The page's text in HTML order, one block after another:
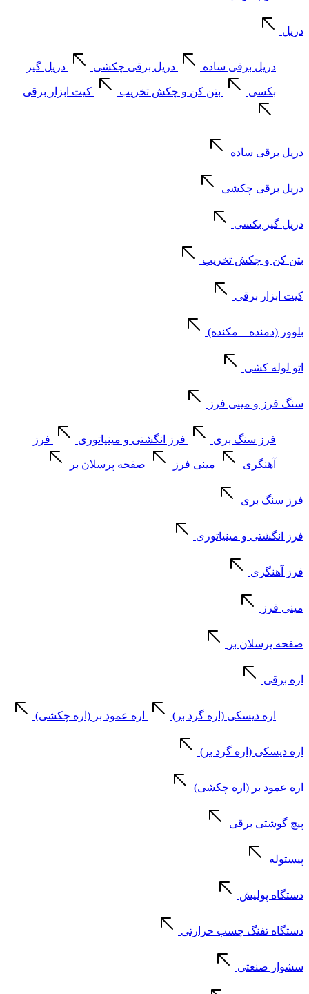
دریل
دریل برقی ساده دریل برقی چکشی دریل گیر
بکسی بتن کن و چکش تخریب کیت ابزار برقی
دریل برقی ساده
دریل برقی چکشی
دریل گیر بکسی
بتن کن و چکش تخریب
کیت ابزار برقی
بلوور (دمنده – مکنده)
اتو لوله کشی
سنگ فرز و مینی فرز
فرز سنگ بری فرز انگشتی و مینیاتوری فرز
آهنگری مینی فرز صفحه پرسلان بر
فرز سنگ بری
فرز انگشتی و مینیاتوری
فرز آهنگری
مینی فرز
صفحه پرسلان بر
اره برقی
اره دیسکی (اره گرد بر) اره عمود بر (اره چکشی)
اره دیسکی (اره گرد بر)
اره عمود بر (اره چکشی)
پیچ گوشتی برقی
پیستوله
دستگاه پولیش
دستگاه تفنگ چسب حرارتی
سشوار صنعتی